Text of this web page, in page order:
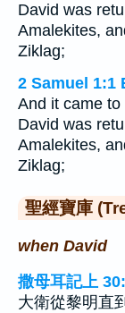
David was
Amalekites,
Ziklag;
2 Samuel 1:1
And it came
David was
Amalekites,
Ziklag;
聖經寶庫
when David
撒母耳記上
大衛從黎明直